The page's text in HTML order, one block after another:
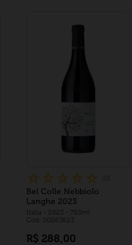
☆ ☆ ☆ ☆ ☆
Bel Colle Nebbiolo
Langhe 2023
Italia- 2023 - 750ml
Cód: 00263623
R$ 288,00